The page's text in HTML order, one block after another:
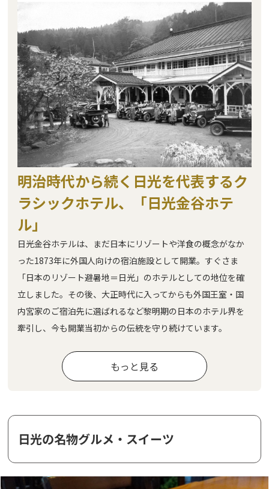
明治時代から続く日光を代表するク
ラシックホテル、「日光金谷ホテ
ル」
日光金谷ホテルは、まだ日本にリゾートや洋食の概念がなか
った1873年に外国人向けの宿泊施設として開業。すぐさま
「日本のリゾート避暑地＝日光」のホテルとしての地位を確
立しました。その後、大正時代に入ってからも外国王室・国
内宮家のご宿泊先に選ばれるなど黎明期の日本のホテル界を
牽引し、今も開業当初からの伝統を守り続けています。
もっと見る
日光の名物グルメ・スイーツ